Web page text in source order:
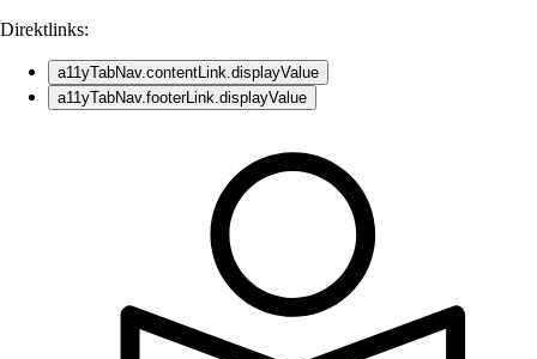
Direktlinks:
a11yTabNav.contentLink.displayValue
a11yTabNav.footerLink.displayValue